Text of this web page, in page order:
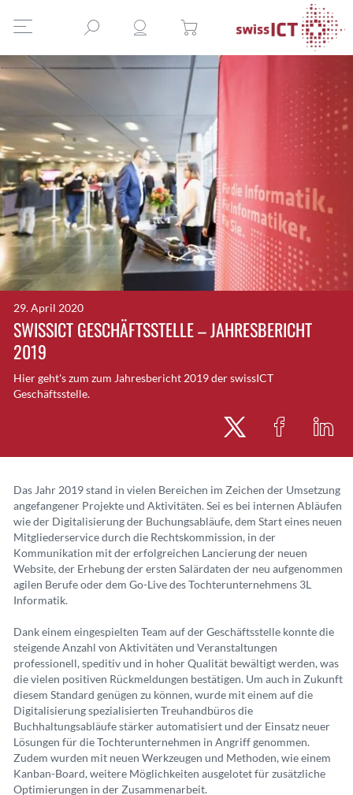
29. April 2020
SWISSICT GESCHÄFTSSTELLE – JAHRESBERICHT
2019
Hier geht's zum zum Jahresbericht 2019 der swissICT
Geschäftsstelle.
Das Jahr 2019 stand in vielen Bereichen im Zeichen der Umsetzung
angefangener Projekte und Aktivitäten. Sei es bei internen Abläufen
wie der Digitalisierung der Buchungsabläufe, dem Start eines neuen
Mitgliederservice durch die Rechtskommission, in der
Kommunikation mit der erfolgreichen Lancierung der neuen
Website, der Erhebung der ersten Salärdaten der neu aufgenommen
agilen Berufe oder dem Go-Live des Tochterunternehmens 3L
Informatik.
Dank einem eingespielten Team auf der Geschäftsstelle konnte die
steigende Anzahl von Aktivitäten und Veranstaltungen
professionell, speditiv und in hoher Qualität bewältigt werden, was
die vielen positiven Rückmeldungen bestätigen. Um auch in Zukunft
diesem Standard genügen zu können, wurde mit einem auf die
Digitalisierung spezialisierten Treuhandbüros die
Buchhaltungsabläufe stärker automatisiert und der Einsatz neuer
Lösungen für die Tochterunternehmen in Angriff genommen.
Zudem wurden mit neuen Werkzeugen und Methoden, wie einem
Kanban-Board, weitere Möglichkeiten ausgelotet für zusätzliche
Optimierungen in der Zusammenarbeit.